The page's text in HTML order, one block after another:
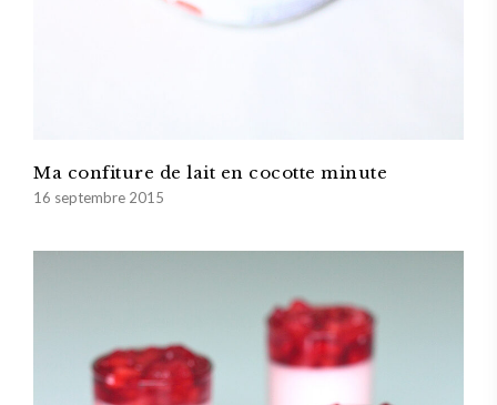
Ma confiture de lait en cocotte minute
16 septembre 2015